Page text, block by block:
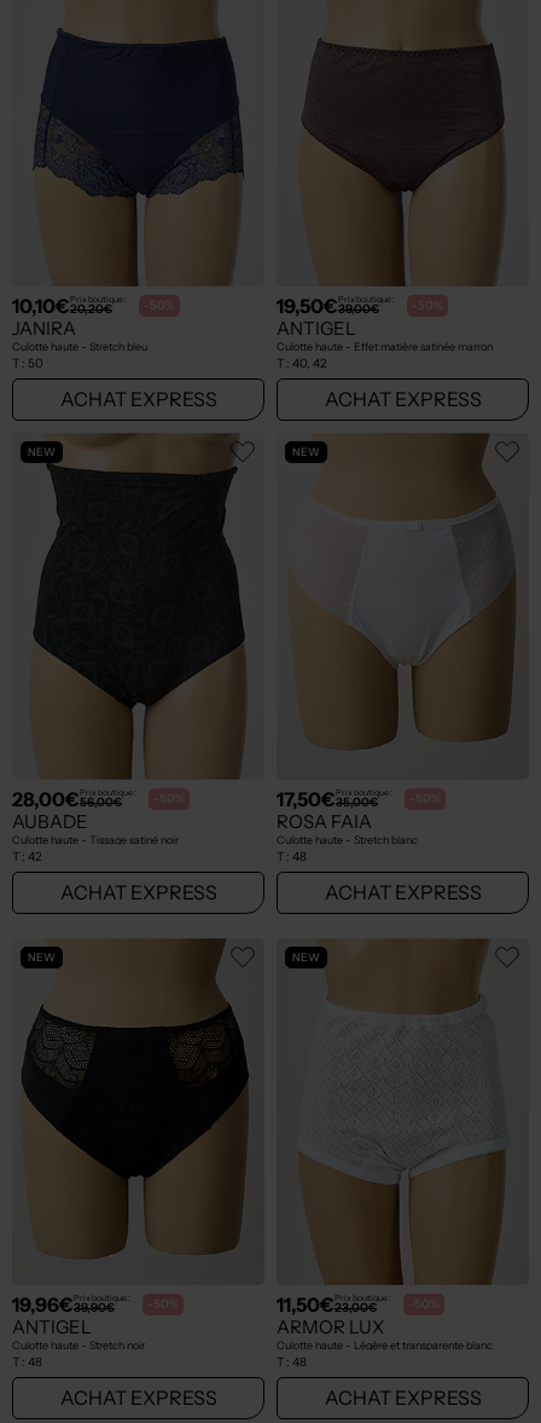
10,10€Prix boutique :
20,20€ -50%
JANIRA
Culotte haute - Stretch bleu
T : 50
ACHAT EXPRESS
19,50€Prix boutique :
39,00€ -50%
ANTIGEL
Culotte haute - Effet matière satinée marron
T : 40, 42
ACHAT EXPRESS
NEW
28,00€Prix boutique :
56,00€ -50%
AUBADE
Culotte haute - Tissage satiné noir
T : 42
ACHAT EXPRESS
NEW
17,50€Prix boutique :
35,00€ -50%
ROSA FAIA
Culotte haute - Stretch blanc
T : 48
ACHAT EXPRESS
NEW
19,96€Prix boutique :
39,90€ -50%
ANTIGEL
Culotte haute - Stretch noir
T : 48
ACHAT EXPRESS
NEW
11,50€Prix boutique :
23,00€ -50%
ARMOR LUX
Culotte haute - Légère et transparente blanc
T : 48
ACHAT EXPRESS